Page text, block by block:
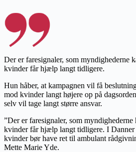
Der er faresignaler, som myndighederne
kvinder får hjælp langt tidligere.
Hun håber, at kampagnen vil få
mod kvinder langt højere op på
selv vil tage langt større ansvar.
”Der er faresignaler, som myndighederne
kvinder får hjælp langt tidligere. I Danner
kvinder bør have ret til ambulant
Mette Marie Yde.